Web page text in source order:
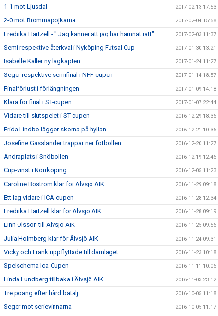
1-1 mot Ljusdal 2017-02-13 17:53
2-0 mot Brommapojkarna 2017-02-04 15:58
Fredrika Hartzell - " Jag känner att jag har hamnat rätt" 2017-02-03 11:37
Semi respektive återkval i Nyköping Futsal Cup 2017-01-30 13:21
Isabelle Käller ny lagkapten 2017-01-24 11:27
Seger respektive semifinal i NFF-cupen 2017-01-14 18:57
Finalförlust i förlängningen 2017-01-09 14:18
Klara för final i ST-cupen 2017-01-07 22:44
Vidare till slutspelet i ST-cupen 2016-12-29 18:36
Frida Lindbo lägger skorna på hyllan 2016-12-21 10:36
Josefine Gasslander trappar ner fotbollen 2016-12-20 11:27
Andraplats i Snöbollen 2016-12-19 12:46
Cup-vinst i Norrköping 2016-12-05 11:23
Caroline Boström klar för Älvsjö AIK 2016-11-29 09:18
Ett lag vidare i ICA-cupen 2016-11-28 12:34
Fredrika Hartzell klar för Älvsjö AIK 2016-11-28 09:19
Linn Olsson till Älvsjö AIK 2016-11-25 09:56
Julia Holmberg klar för Älvsjö AIK 2016-11-24 09:31
Vicky och Frank uppflyttade till damlaget 2016-11-23 10:18
Spelschema Ica-Cupen 2016-11-11 10:06
Linda Lundberg tillbaka i Älvsjö AIK 2016-11-03 23:12
Tre poäng efter hård batalj 2016-10-05 11:18
Seger mot serievinnarna 2016-10-05 11:17